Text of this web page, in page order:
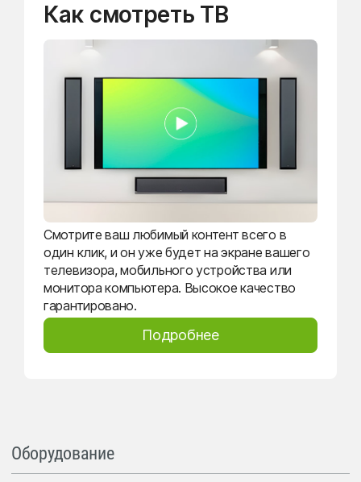
Как смотреть ТВ
Смотрите ваш любимый контент всего в
один клик, и он уже будет на экране вашего
телевизора, мобильного устройства или
монитора компьютера. Высокое качество
гарантировано.
Подробнее
Оборудование